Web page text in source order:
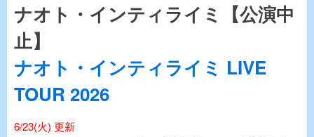
ナオト・インティライミ【公演中
止】
ナオト・インティライミ LIVE
TOUR 2026
6/23(火) 更新